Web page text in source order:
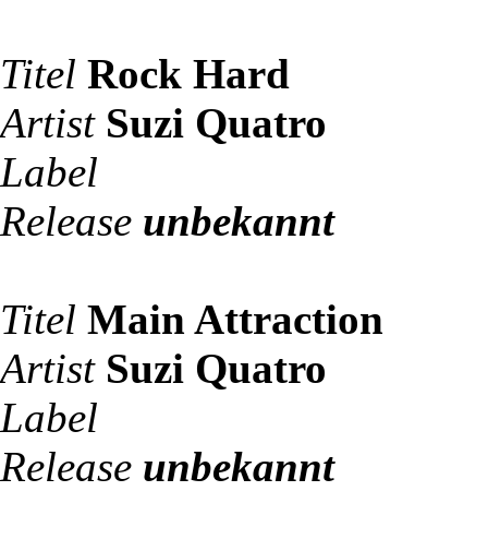
Titel Rock Hard
Artist Suzi Quatro
Label
Release unbekannt
Titel Main Attraction
Artist Suzi Quatro
Label
Release unbekannt